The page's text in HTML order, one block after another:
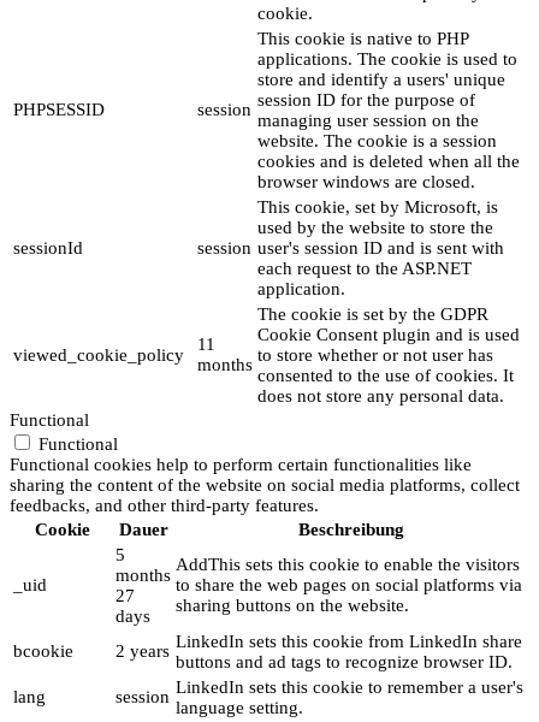
cookie.
PHPSESSID session
This cookie is native to PHP
applications. The cookie is used to
store and identify a users' unique
session ID for the purpose of
managing user session on the
website. The cookie is a session
cookies and is deleted when all the
browser windows are closed.
sessionId session
This cookie, set by Microsoft, is
used by the website to store the
user's session ID and is sent with
each request to the ASP.NET
application.
viewed_cookie_policy
11
months
The cookie is set by the GDPR
Cookie Consent plugin and is used
to store whether or not user has
consented to the use of cookies. It
does not store any personal data.
Functional
Functional
Functional cookies help to perform certain functionalities like
sharing the content of the website on social media platforms, collect
feedbacks, and other third-party features.
Cookie
Dauer Beschreibung
_uid
5
months
27
days
AddThis sets this cookie to enable the visitors
to share the web pages on social platforms via
sharing buttons on the website.
bcookie 2 years LinkedIn sets this cookie from LinkedIn share
buttons and ad tags to recognize browser ID.
lang
session LinkedIn sets this cookie to remember a user's
language setting.